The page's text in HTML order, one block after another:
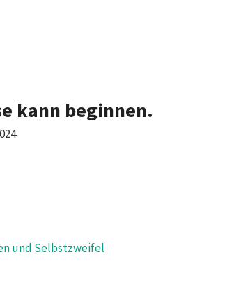
kann beginnen.